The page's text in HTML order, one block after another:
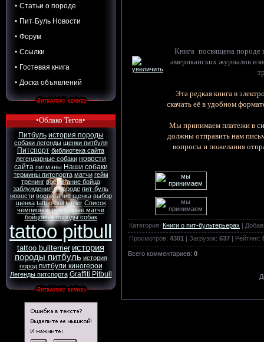
• Статьи о породе
• Пит-Буль Новости
• Форум
• Ссылки
• Гостевая книга
• Доска объявлений
•Облако Тегов•
Питбуль история породы
собаки легенды щенки питбуля
Питспорт библиотека сайта
легендарные собаки новости
сайта питмэны Наши собаки
термины питспорта матчи гейм
тренинг воспитание бойца
заблуждения о породе пит-буль
новости воспитание щенка выбор
щенка tattoo bull terrier Список
чемпионов рекордные матчи
бойцовые породы собак
tattoo pitbull
tattoo bullterrier история
породы питбуль история
пород питбули киногерои
Легенды питспорта Graffiti Pitbull
Книга посвящена породе
американских журналов
Эта редкая книга в
скачать её в удобном
Мы принимаем платежи в
должны отправить нам
вопросы и пожелания
Категория: Книги о пит-бультерьерах |
Просмотров: 4301 | Загрузок: 637 | Рейтинг:
Всего комментариев: 0